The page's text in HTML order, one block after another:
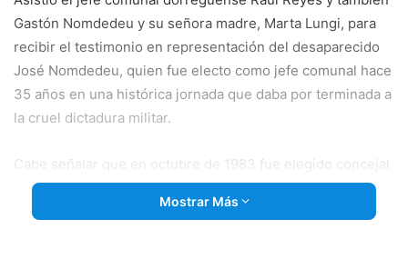
Gastón Nomdedeu y su señora madre, Marta Lungi, para
recibir el testimonio en representación del desaparecido
José Nomdedeu, quien fue electo como jefe comunal hace
35 años en una histórica jornada que daba por terminada a
la cruel dictadura militar.
Cabe señalar que en octubre de 1983 fue elegido concejal
Mario Alberto Reyes, quien luego se convirtiera en el
primer presidente del Honorable Concejo Deliberante de
Mostrar Más